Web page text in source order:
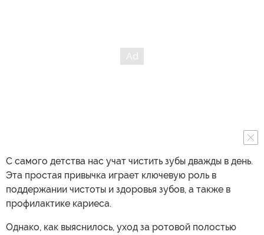
С самого детства нас учат чистить зубы дважды в день.
Эта простая привычка играет ключевую роль в
поддержании чистоты и здоровья зубов, а также в
профилактике кариеса.
Однако, как выяснилось, уход за ротовой полостью